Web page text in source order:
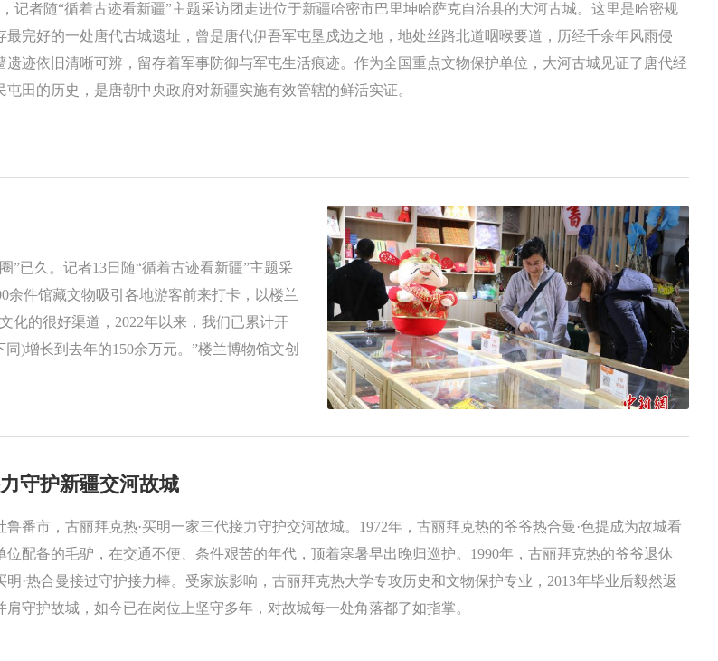
记者随“循着古迹看新疆”主题采访团走进位于新疆哈密市巴里坤哈萨克自治县的大河古城。这里是哈密规
最完好的一处唐代古城遗址，曾是唐代伊吾军屯垦戍边之地，地处丝路北道咽喉要道，历经千余年风雨侵
遗迹依旧清晰可辨，留存着军事防御与军屯生活痕迹。作为全国重点文物保护单位，大河古城见证了唐代经
屯田的历史，是唐朝中央政府对新疆实施有效管辖的鲜活实证。
”已久。记者13日随“循着古迹看新疆”主题采
件馆藏文物吸引各地游客前来打卡，以楼兰
化的很好渠道，2022年以来，我们已累计开
)增长到去年的150余万元。”楼兰博物馆文创
守护新疆交河故城
鲁番市，古丽拜克热·买明一家三代接力守护交河故城。1972年，古丽拜克热的爷爷热合曼·色提成为故城看
位配备的毛驴，在交通不便、条件艰苦的年代，顶着寒暑早出晚归巡护。1990年，古丽拜克热的爷爷退休
明·热合曼接过守护接力棒。受家族影响，古丽拜克热大学专攻历史和文物保护专业，2013年毕业后毅然返
肩守护故城，如今已在岗位上坚守多年，对故城每一处角落都了如指掌。